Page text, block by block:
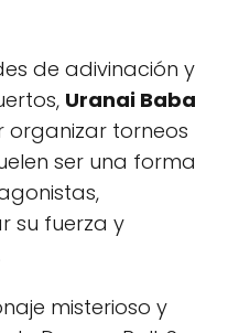
de adivinación y
Uranai Baba
organizar torneos
ser una forma
su fuerza y
misterioso y